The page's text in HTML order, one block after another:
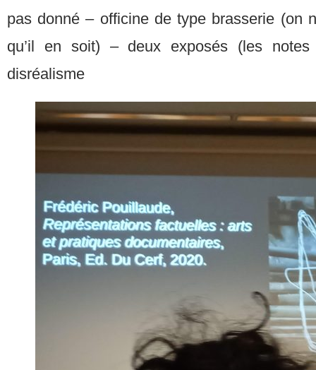
pas donné – officine de type brasserie (on
qu’il en soit) – deux exposés (les
disréalisme